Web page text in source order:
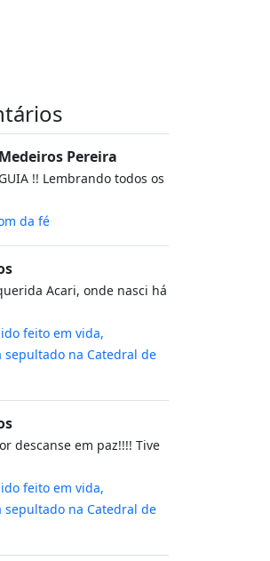
Pereira
!! Lembrando todos os
da fé
Acari, onde nasci há
feito em vida,
na Catedral de
descanse em paz!!!! Tive
feito em vida,
na Catedral de